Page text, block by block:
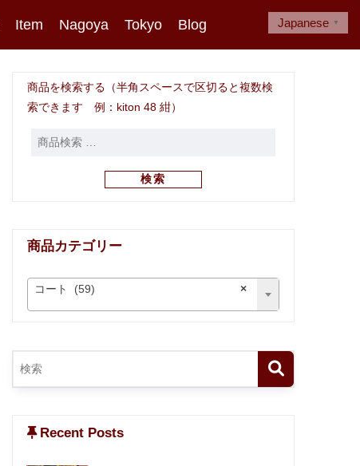
Item Nagoya Tokyo Blog
商品を検索する（半角スペースで区切ると複数検
索できます 例：kiton 48 紺）
検索
商品カテゴリー
×
コート (59)
Recent Posts
Japanese ▼